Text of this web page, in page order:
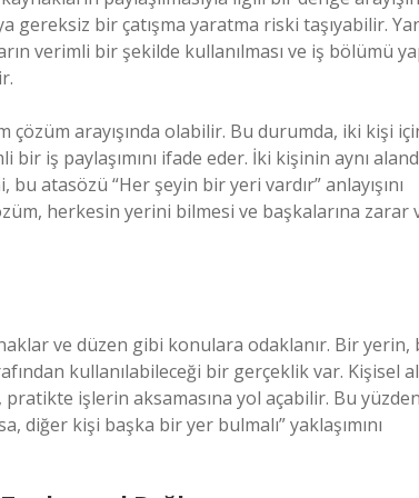
gereksiz bir çatışma yaratma riski taşıyabilir.
verimli bir şekilde kullanılması ve iş bölümü
arayışında olabilir. Bu durumda, iki kişi
bir iş paylaşımını ifade eder. İki kişinin aynı
atasözü “Her şeyin bir yeri vardır” anlayışını
herkesin yerini bilmesi ve başkalarına zarar
ve düzen gibi konulara odaklanır. Bir yerin,
kullanılabileceği bir gerçeklik var. Kişisel
işlerin aksamasına yol açabilir. Bu
diğer kişi başka bir yer bulmalı” yaklaşımını